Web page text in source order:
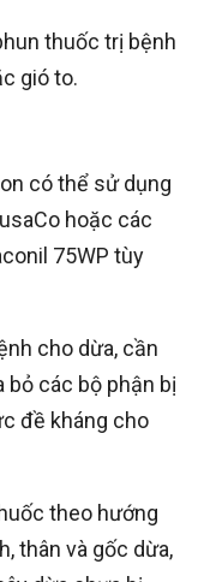
thuốc trị bệnh
gió to.
có thể sử dụng
hoặc các
75WP tùy
cho dừa, cần
bỏ các bộ phận bị
đề kháng cho
theo hướng
thân và gốc dừa,